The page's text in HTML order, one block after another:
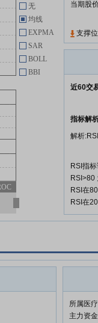
公司关于部分募投项目
健尔康:健尔康医疗科技
公司董事会对在任独立
健尔康:中信建投证券股
司关于健尔康医疗科技
健尔康:健尔康医疗科技
天衡审字(2026)00805
当期股
支撑
近60交
指标解
解析
RSI指标
RSI>80
RSI在
RSI在
无
均线
EXPMA
SAR
BOLL
BBI
所属医
主力资